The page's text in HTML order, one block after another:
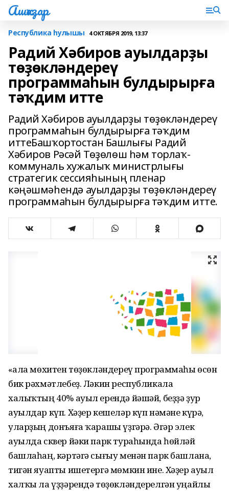
Ашҡаҙар
Республика һулышы 4 ОКТЯБРЯ 2019, 13:37
Радий Хәбиров ауылдарҙы
төҙөкләндереү
программаһын булдырырға
тәҡдим итте
Радий Хәбиров ауылдарҙы төҙөкләндереү
программаһын булдырырға тәҡдим
иттеБашҡортостан Башлығы Радий
Хәбиров Рәсәй Төҙөлөш һәм торлаҡ-
коммуналь хужалыҡ министрлығы
стратегик сессияһының пленар
кәңәшмәһендә ауылдарҙы төҙөкләндереү
программаһын булдырырға тәҡдим итте.
«Ҡала мөхитен төҙөкләндереү программаһы өсөн
бик рәхмәтлебеҙ. Ләкин республикала
халыҡтың 40% ауыл ерендә йәшәй, беҙҙә ҙур
ауылдар күп. Хәҙер кешеләр күп нәмәне күрә,
уларҙың донъяға ҡарашы үҙгәрә. Әгәр элек
ауылда сквер йәки парк тураһында һөйләй
башлаһаң, кәртәгә сығыу менән парк башлана,
тигән яуапты ишетергә мөмкин ине. Хәҙер ауыл
халҡы ла үҙҙәрендә төҙөкләндерелгән уңайлы